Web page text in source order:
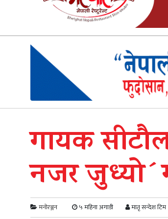
गायक
नजर
मनोरञ्जन ५ महिना अगाडी मातृ सन्देश टिम